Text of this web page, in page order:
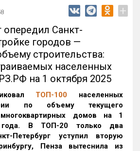
+
опередил Санкт-
городов —
строительства:
населенных
на 1 октября 2025
ТОП-100 населенных
по объему текущего
многоквартирных домов на 1
года. В ТОП-20 только два
Петербург уступил вторую
Пенза вытеснила из